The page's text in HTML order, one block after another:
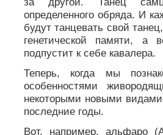
определенного обряда. И
будут танцевать свой
генетической памяти,
подпустит к себе кавалера.
Теперь, когда мы
особенностями
некоторыми новыми
последние годы.
Вот, например, альфаро